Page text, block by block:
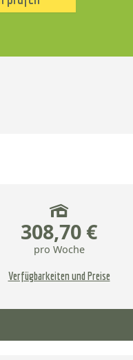
308,70 €
pro Woche
Verfügbarkeiten und Preise